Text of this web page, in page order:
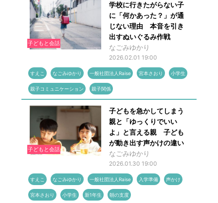
子どもと会話
学校に行きたがらない子
に「何かあった？」が通
じない理由 本音を引き
出すぬいぐるみ作戦
なごみゆかり
2026.02.01 19:00
すえこ なごみゆかり 一般社団法人Raise 宮本さおり 小学生
親子コミュニケーション 親子関係
子どもと会話
子どもを急かしてしまう
親と「ゆっくりでいい
よ」と言える親 子ども
が動き出す声かけの違い
なごみゆかり
2026.01.30 19:00
すえこ なごみゆかり 一般社団法人Raise 入学準備 声かけ
宮本さおり 小学生 新1年生 朝の支度